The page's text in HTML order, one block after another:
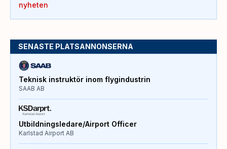
nyheten
SENASTE PLATSANNONSERNA
Teknisk instruktör inom flygindustrin
SAAB AB
Utbildningsledare/Airport Officer
Karlstad Airport AB